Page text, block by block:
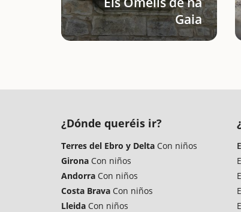
Gaia
¿Dónde queréis ir?
Terres del Ebro y Delta Con niños
Girona Con niños
Andorra Con niños
Costa Brava Con niños
Lleida Con niños